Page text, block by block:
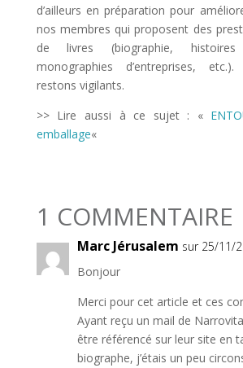
d’ailleurs en préparation pour
nos membres qui proposent des
de livres (biographie,
monographies d’entreprises,
restons vigilants.
>> Lire aussi à ce sujet : «
emballage«
1 COMMENTAIRE
Marc Jérusalem sur 25/11/
Bonjour
Merci pour cet article et ces
Ayant reçu un mail de
être référencé sur leur site en
biographe, j’étais un peu